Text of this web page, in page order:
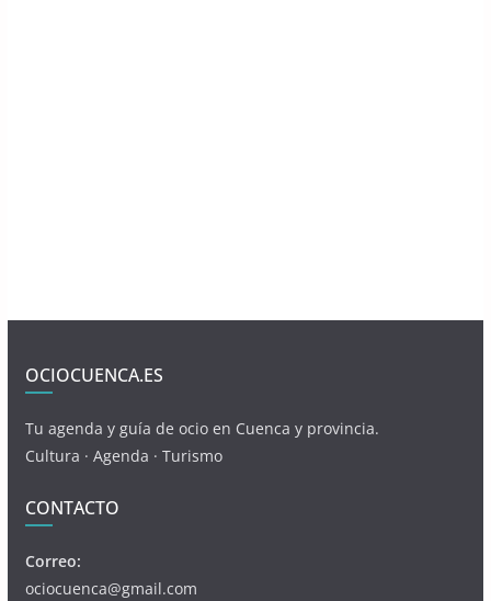
OCIOCUENCA.ES
Tu agenda y guía de ocio en Cuenca y provincia.
Cultura · Agenda · Turismo
CONTACTO
Correo:
ociocuenca@gmail.com